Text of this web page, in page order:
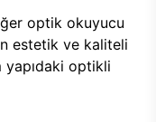
optik okuyucu
estetik ve kaliteli
yapıdaki optikli